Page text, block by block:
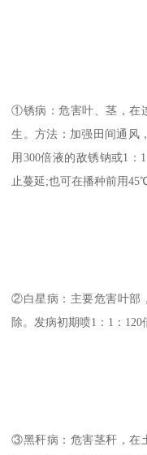
①锈病：危害叶、茎，在
生。方法：加强田间通风
用300倍液的敌锈钠或1：
止蔓延;也可在播种前用
②白星病：主要危害叶部
除。发病初期喷1：1：120
③黑秆病：危害茎秆，在